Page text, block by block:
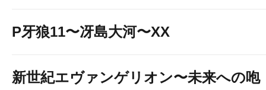
P牙狼11〜冴島大河〜XX
新世紀エヴァンゲリオン〜未来への咆